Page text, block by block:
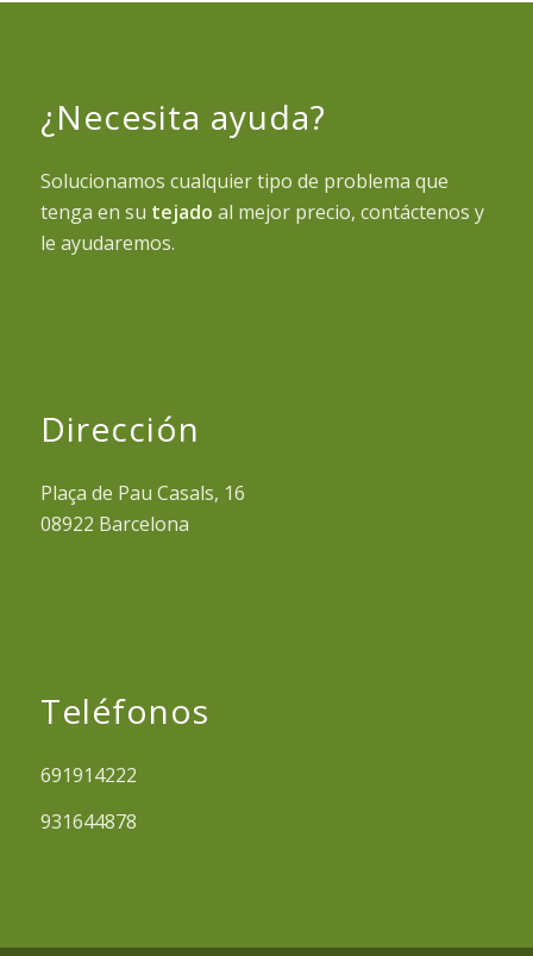
¿Necesita ayuda?
Solucionamos cualquier tipo de problema que
tenga en su tejado al mejor precio, contáctenos y
le ayudaremos.
Dirección
Plaça de Pau Casals, 16
08922 Barcelona
Teléfonos
691914222
931644878